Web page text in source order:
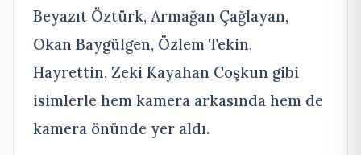
Beyazıt Öztürk, Armağan Çağlayan,
Okan Baygülgen, Özlem Tekin,
Hayrettin, Zeki Kayahan Coşkun gibi
isimlerle hem kamera arkasında hem de
kamera önünde yer aldı.